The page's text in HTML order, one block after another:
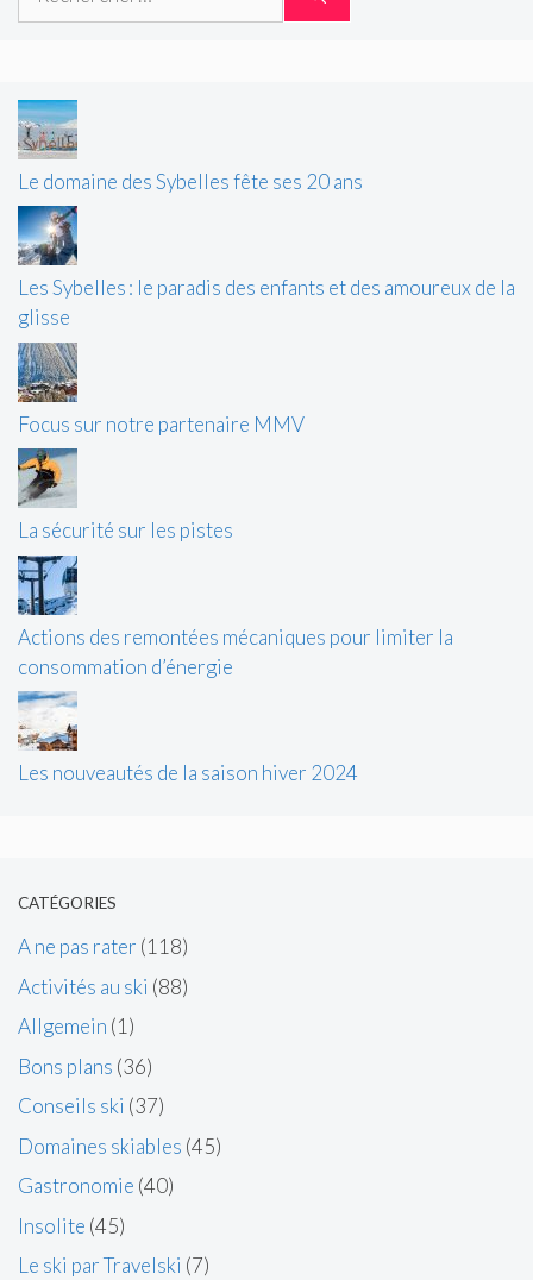
Le domaine des Sybelles fête ses 20 ans
Les Sybelles : le paradis des enfants et des amoureux de la
glisse
Focus sur notre partenaire MMV
La sécurité sur les pistes
Actions des remontées mécaniques pour limiter la
consommation d’énergie
Les nouveautés de la saison hiver 2024
CATÉGORIES
A ne pas rater (118)
Activités au ski (88)
Allgemein (1)
Bons plans (36)
Conseils ski (37)
Domaines skiables (45)
Gastronomie (40)
Insolite (45)
Le ski par Travelski (7)